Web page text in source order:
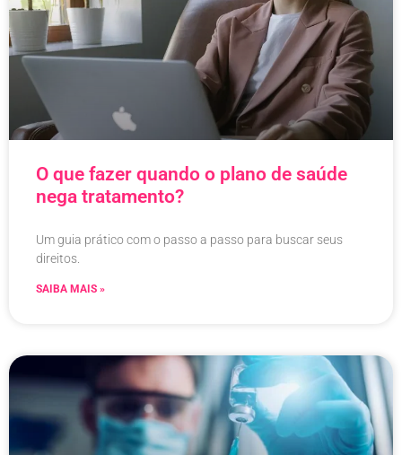
O que fazer quando o plano de saúde
nega tratamento?
Um guia prático com o passo a passo para buscar seus
direitos.
SAIBA MAIS »